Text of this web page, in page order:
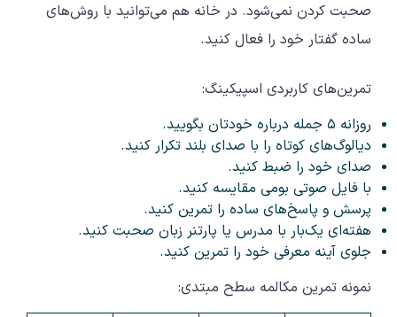
صحبت کردن نمی‌شود. در خانه هم می‌توانید با روش‌های
ساده گفتار خود را فعال کنید.
تمرین‌های کاربردی اسپیکینگ:
روزانه ۵ جمله درباره خودتان بگویید.
دیالوگ‌های کوتاه را با صدای بلند تکرار کنید.
صدای خود را ضبط کنید.
با فایل صوتی بومی مقایسه کنید.
پرسش و پاسخ‌های ساده را تمرین کنید.
هفته‌ای یک‌بار با مدرس یا پارتنر زبان صحبت کنید.
جلوی آینه معرفی خود را تمرین کنید.
نمونه تمرین مکالمه سطح مبتدی: